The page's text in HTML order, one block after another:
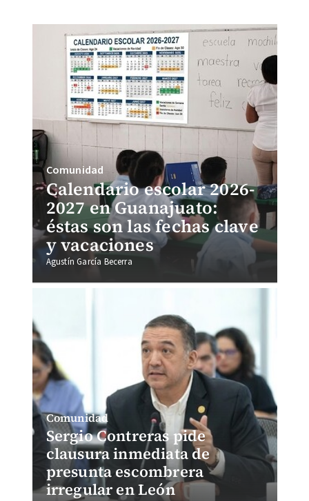
Calendario escolar 2026-
2027 en Guanajuato:
éstas son las fechas clave
y vacaciones
Comunidad
Agustín García Becerra
Sergio Contreras pide
clausura inmediata de
presunta escombrera
irregular en León
Comunidad